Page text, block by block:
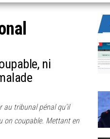
ni
au tribunal pénal qu’il
on coupable. Mettant en